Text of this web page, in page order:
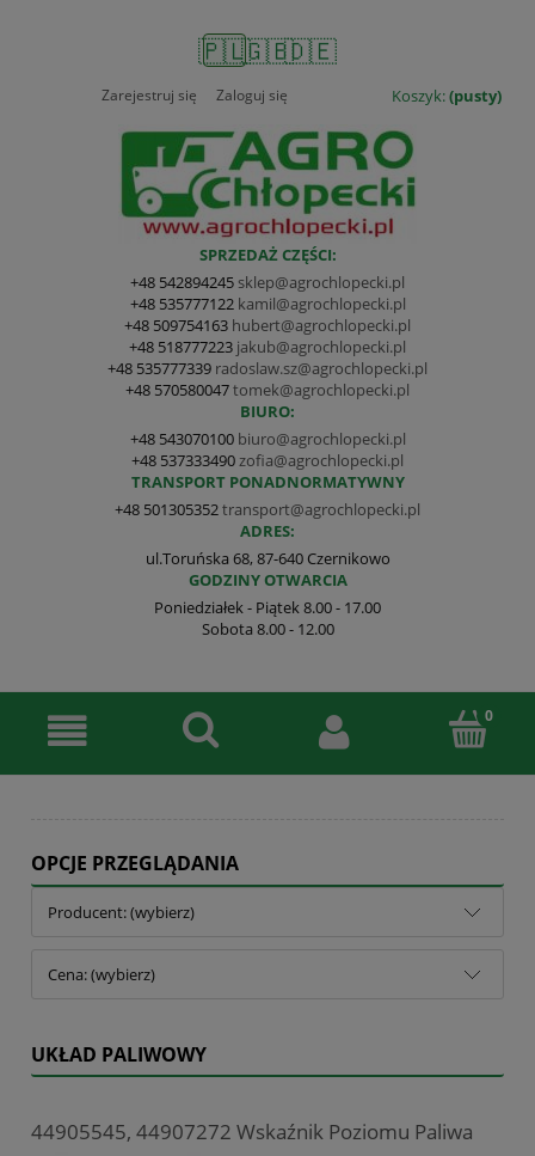
🇵🇱🇬🇧🇩🇪
Koszyk:(pusty)
Zarejestruj się Zaloguj się
SPRZEDAŻ CZĘŚCI:
+48 542894245 sklep@agrochlopecki.pl
+48 535777122 kamil@agrochlopecki.pl
+48 509754163 hubert@agrochlopecki.pl
+48 518777223 jakub@agrochlopecki.pl
+48 535777339 radoslaw.sz@agrochlopecki.pl
+48 570580047tomek@agrochlopecki.pl
BIURO:
+48 543070100 biuro@agrochlopecki.pl
+48 537333490 zofia@agrochlopecki.pl
TRANSPORT PONADNORMATYWNY
+48 501305352transport@agrochlopecki.pl
ADRES:
ul.Toruńska 68, 87-640 Czernikowo
GODZINY OTWARCIA
Poniedziałek - Piątek 8.00 - 17.00
Sobota 8.00 - 12.00
OPCJE PRZEGLĄDANIA
Producent: (wybierz)
Cena: (wybierz)
UKŁAD PALIWOWY
44905545, 44907272 Wskaźnik Poziomu Paliwa